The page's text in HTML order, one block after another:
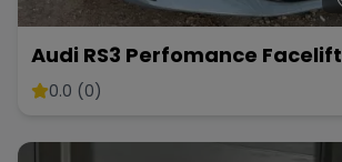
Audi RS3 Perfomance Facelift
0.0 (0)